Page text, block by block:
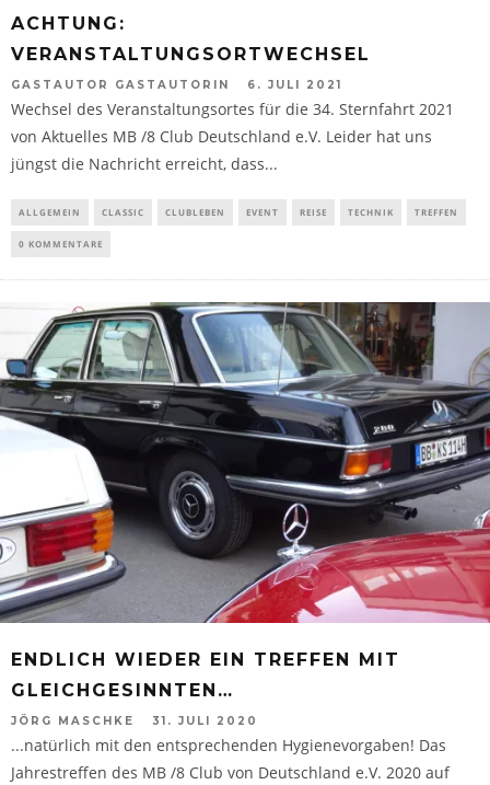
ACHTUNG:
VERANSTALTUNGSORTWECHSEL
GASTAUTOR GASTAUTORIN 6. JULI 2021
Wechsel des Veranstaltungsortes für die 34. Sternfahrt 2021
von Aktuelles MB /8 Club Deutschland e.V. Leider hat uns
jüngst die Nachricht erreicht, dass...
ALLGEMEIN CLASSIC CLUBLEBEN EVENT REISE TECHNIK TREFFEN
0 KOMMENTARE
ENDLICH WIEDER EIN TREFFEN MIT
GLEICHGESINNTEN…
JÖRG MASCHKE 31. JULI 2020
...natürlich mit den entsprechenden Hygienevorgaben! Das
Jahrestreffen des MB /8 Club von Deutschland e.V. 2020 auf